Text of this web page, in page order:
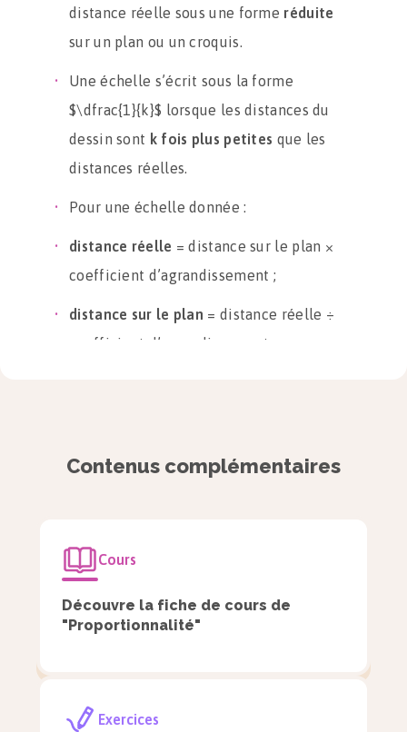
distance réelle sous une forme réduite
sur un plan ou un croquis.
Une échelle s’écrit sous la forme
$\dfrac{1}{k}$ lorsque les distances du
dessin sont k fois plus petites que les
distances réelles.
Pour une échelle donnée :
distance réelle = distance sur le plan ×
coefficient d’agrandissement ;
distance sur le plan = distance réelle ÷
coefficient d’agrandissement.
Contenus complémentaires
Cours
Découvre la fiche de cours de
"Proportionnalité"
Exercices